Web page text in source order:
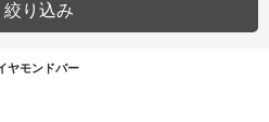
絞り込み
ヤモンドバー